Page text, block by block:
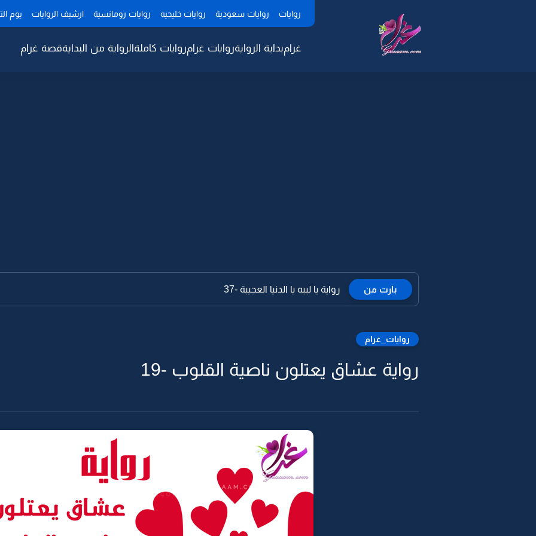
روايات روايات سعودية روايات خليجيه روايات رومانسية ارشيف الروايات يوم
غرامبداية الروايةروايات غرامروايات كاملةالرواية من البدايةقصة غرام
بارت من رواية يا لبيه يا الدنيا العجيبة -37
روايات_غرام
رواية عشاق يعتلون ناصية القلوب -19